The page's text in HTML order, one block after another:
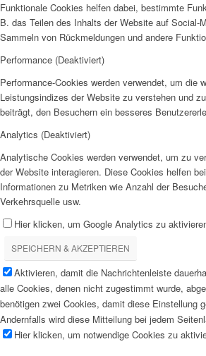
Funktionale Cookies helfen dabei, bestimmte
B. das Teilen des Inhalts der Website auf Social-
Sammeln von Rückmeldungen und andere
Performance (Deaktiviert)
Performance-Cookies werden verwendet, um die
Leistungsindizes der Website zu verstehen und
beiträgt, den Besuchern ein besseres
Analytics (Deaktiviert)
Analytische Cookies werden verwendet, um zu
der Website interagieren. Diese Cookies helfen
Informationen zu Metriken wie Anzahl der
Verkehrsquelle usw.
Hier klicken, um Google Analytics zu
SPEICHERN & AKZEPTIEREN
Aktivieren, damit die Nachrichtenleiste
alle Cookies, denen nicht zugestimmt wurde,
benötigen zwei Cookies, damit diese Einstellung
Andernfalls wird diese Mitteilung bei jedem
Hier klicken, um notwendige Cookies zu